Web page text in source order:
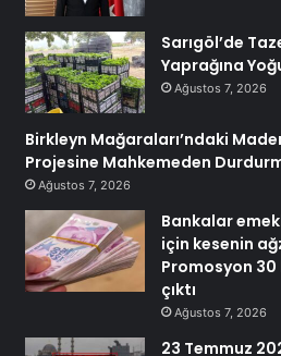
Sarıgöl’de
Yaprağına
Ağustos 7, 2026
Birkleyn Mağaraları’ndaki
Projesine Mahkemeden
Ağustos 7, 2026
Bankalar
için kesenin
Promosyon 30
çıktı
Ağustos 7, 2026
23 Temmuz